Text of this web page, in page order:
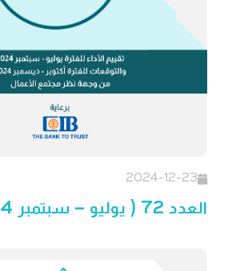
2024-12-23
العدد 72 ( يوليو – سبتمبر 2024)